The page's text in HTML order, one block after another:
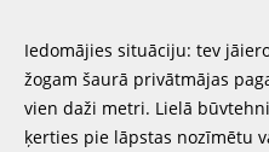
Iedomājies situāciju: tev
žogam šaurā privātmājas
vien daži metri. Lielā
ķerties pie lāpstas nozīmētu